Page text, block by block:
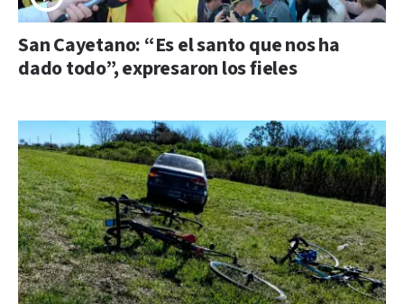
San Cayetano: “Es el santo que nos ha
dado todo”, expresaron los fieles